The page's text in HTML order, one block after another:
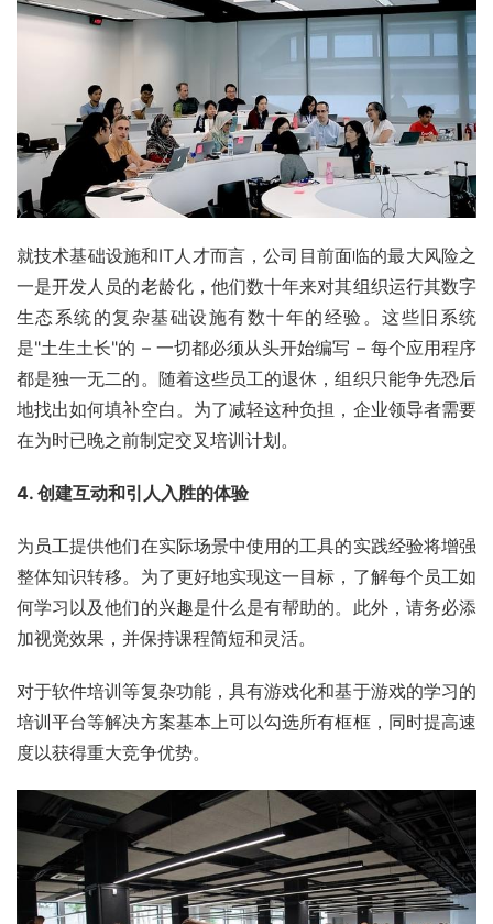
就技术基础设施和IT人才而言，公司目前面临的最大风险之
一是开发人员的老龄化，他们数十年来对其组织运行其数字
生态系统的复杂基础设施有数十年的经验。这些旧系统
是"土生土长"的 – 一切都必须从头开始编写 – 每个应用程序
都是独一无二的。随着这些员工的退休，组织只能争先恐后
地找出如何填补空白。为了减轻这种负担，企业领导者需要
在为时已晚之前制定交叉培训计划。
4. 创建互动和引人入胜的体验
为员工提供他们在实际场景中使用的工具的实践经验将增强
整体知识转移。为了更好地实现这一目标，了解每个员工如
何学习以及他们的兴趣是什么是有帮助的。此外，请务必添
加视觉效果，并保持课程简短和灵活。
对于软件培训等复杂功能，具有游戏化和基于游戏的学习的
培训平台等解决方案基本上可以勾选所有框框，同时提高速
度以获得重大竞争优势。